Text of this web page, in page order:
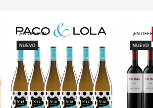
¡EN OFERTA!
NUEVO
¡EN OFERTA!
NUEVO